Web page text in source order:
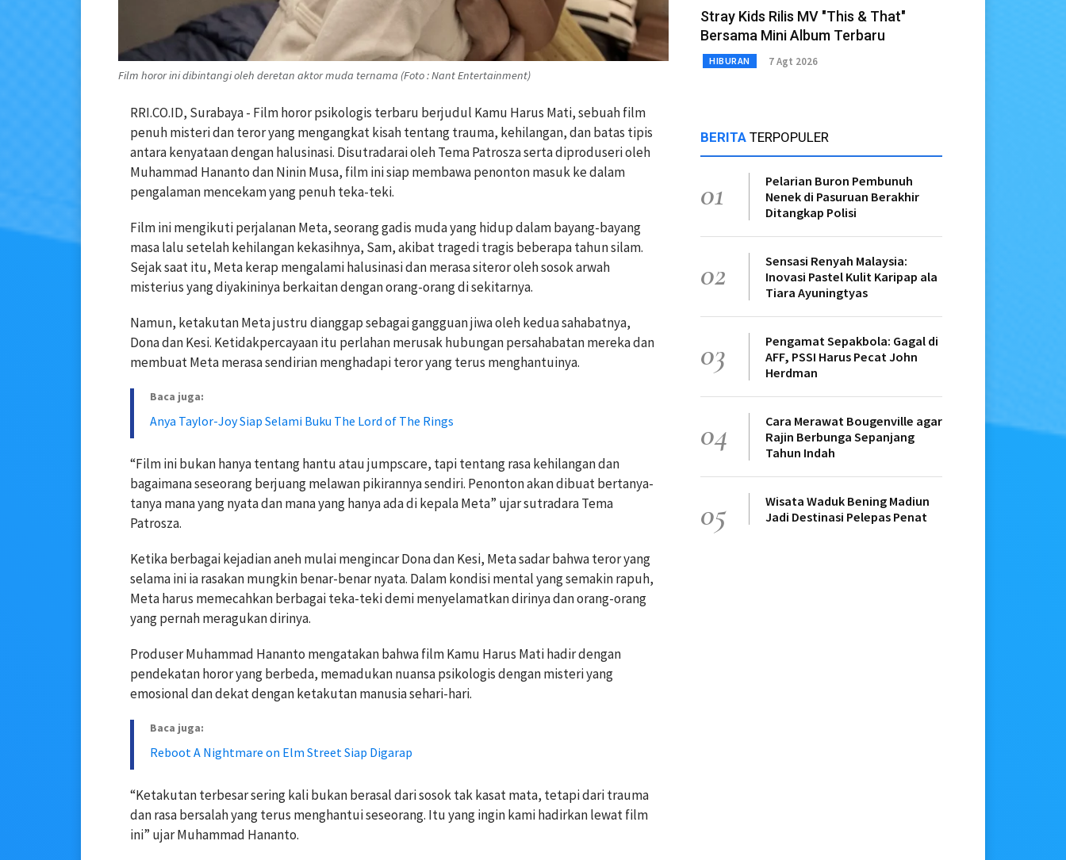
Film horor ini dibintangi oleh deretan aktor muda ternama (Foto : Nant Entertainment)
RRI.CO.ID, Surabaya - Film horor psikologis terbaru berjudul Kamu Harus Mati, sebuah film
penuh misteri dan teror yang mengangkat kisah tentang trauma, kehilangan, dan batas tipis
antara kenyataan dengan halusinasi. Disutradarai oleh Tema Patrosza serta diproduseri oleh
Muhammad Hananto dan Ninin Musa, film ini siap membawa penonton masuk ke dalam
pengalaman mencekam yang penuh teka-teki.
Film ini mengikuti perjalanan Meta, seorang gadis muda yang hidup dalam bayang-bayang
masa lalu setelah kehilangan kekasihnya, Sam, akibat tragedi tragis beberapa tahun silam.
Sejak saat itu, Meta kerap mengalami halusinasi dan merasa siteror oleh sosok arwah
misterius yang diyakininya berkaitan dengan orang-orang di sekitarnya.
Namun, ketakutan Meta justru dianggap sebagai gangguan jiwa oleh kedua sahabatnya,
Dona dan Kesi. Ketidakpercayaan itu perlahan merusak hubungan persahabatan mereka dan
membuat Meta merasa sendirian menghadapi teror yang terus menghantuinya.
Baca juga:
Anya Taylor-Joy Siap Selami Buku The Lord of The Rings
“Film ini bukan hanya tentang hantu atau jumpscare, tapi tentang rasa kehilangan dan
bagaimana seseorang berjuang melawan pikirannya sendiri. Penonton akan dibuat bertanya-
tanya mana yang nyata dan mana yang hanya ada di kepala Meta” ujar sutradara Tema
Patrosza.
Ketika berbagai kejadian aneh mulai mengincar Dona dan Kesi, Meta sadar bahwa teror yang
selama ini ia rasakan mungkin benar-benar nyata. Dalam kondisi mental yang semakin rapuh,
Meta harus memecahkan berbagai teka-teki demi menyelamatkan dirinya dan orang-orang
yang pernah meragukan dirinya.
Produser Muhammad Hananto mengatakan bahwa film Kamu Harus Mati hadir dengan
pendekatan horor yang berbeda, memadukan nuansa psikologis dengan misteri yang
emosional dan dekat dengan ketakutan manusia sehari-hari.
Baca juga:
Reboot A Nightmare on Elm Street Siap Digarap
“Ketakutan terbesar sering kali bukan berasal dari sosok tak kasat mata, tetapi dari trauma
dan rasa bersalah yang terus menghantui seseorang. Itu yang ingin kami hadirkan lewat film
ini” ujar Muhammad Hananto.
Stray Kids Rilis MV "This & That"
Bersama Mini Album Terbaru
HIBURAN 7 Agt 2026
BERITA TERPOPULER
01
Pelarian Buron Pembunuh
Nenek di Pasuruan Berakhir
Ditangkap Polisi
02
Sensasi Renyah Malaysia:
Inovasi Pastel Kulit Karipap ala
Tiara Ayuningtyas
03
Pengamat Sepakbola: Gagal di
AFF, PSSI Harus Pecat John
Herdman
04
Cara Merawat Bougenville agar
Rajin Berbunga Sepanjang
Tahun Indah
05
Wisata Waduk Bening Madiun
Jadi Destinasi Pelepas Penat